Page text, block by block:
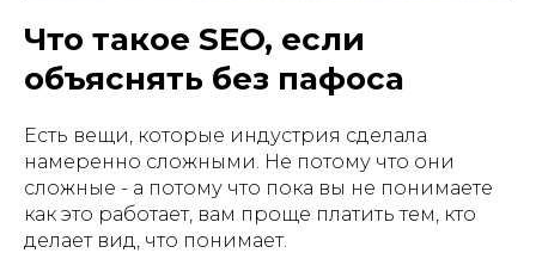
Что такое SEO, если
объяснять без пафоса
Есть вещи, которые индустрия сделала
намеренно сложными. Не потому что они
сложные - а потому что пока вы не понимаете
как это работает, вам проще платить тем, кто
делает вид, что понимает.